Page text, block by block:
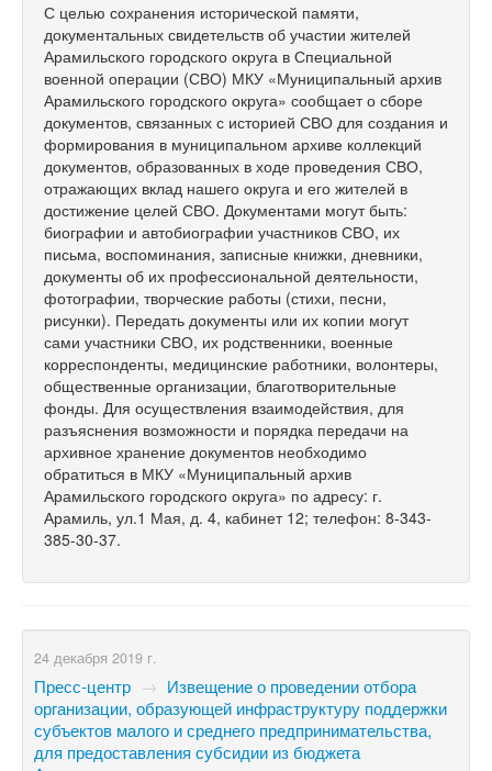
С целью сохранения исторической памяти,
документальных свидетельств об участии жителей
Арамильского городского округа в Специальной
военной операции (СВО) МКУ «Муниципальный архив
Арамильского городского округа» сообщает о сборе
документов, связанных с историей СВО для создания и
формирования в муниципальном архиве коллекций
документов, образованных в ходе проведения СВО,
отражающих вклад нашего округа и его жителей в
достижение целей СВО. Документами могут быть:
биографии и автобиографии участников СВО, их
письма, воспоминания, записные книжки, дневники,
документы об их профессиональной деятельности,
фотографии, творческие работы (стихи, песни,
рисунки). Передать документы или их копии могут
сами участники СВО, их родственники, военные
корреспонденты, медицинские работники, волонтеры,
общественные организации, благотворительные
фонды. Для осуществления взаимодействия, для
разъяснения возможности и порядка передачи на
архивное хранение документов необходимо
обратиться в МКУ «Муниципальный архив
Арамильского городского округа» по адресу: г.
Арамиль, ул.1 Мая, д. 4, кабинет 12; телефон: 8-343-
385-30-37.
24 декабря 2019 г.
Пресс-центр → Извещение о проведении отбора
организации, образующей инфраструктуру поддержки
субъектов малого и среднего предпринимательства,
для предоставления субсидии из бюджета